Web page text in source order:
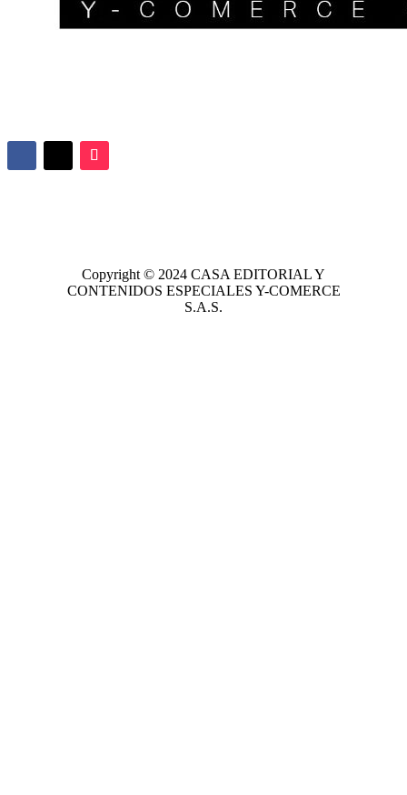
Copyright © 2024 CASA EDITORIALY
CONTENIDOS ESPECIALES Y-COMERCE
S.A.S.